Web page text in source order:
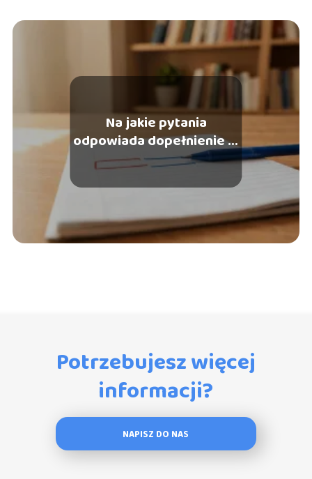
Na jakie pytania
odpowiada dopełnienie w
zdaniu?
Potrzebujesz więcej
informacji?
NAPISZ DO NAS